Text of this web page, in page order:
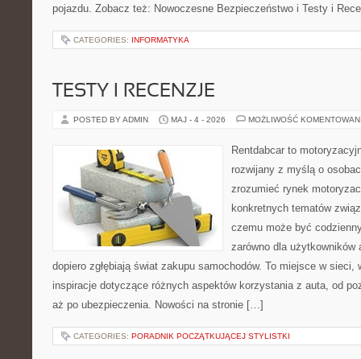
pojazdu. Zobacz też: Nowoczesne Bezpieczeństwo i Testy i
CATEGORIES: INFORMATYKA
TESTY I RECENZJE
POSTED BY ADMIN MAJ - 4 - 2026 MOŻLIWOŚĆ
Rentdabcar to
rozwijany z myślą o
zrozumieć rynek
konkretnych tematów
czemu może być
zarówno dla
dopiero zgłębiają świat zakupu samochodów. To miejsce w
inspiracje dotyczące różnych aspektów korzystania z auta, od
aż po ubezpieczenia. Nowości na stronie […]
CATEGORIES: PORADNIK POCZĄTKUJĄCEJ STYLISTKI